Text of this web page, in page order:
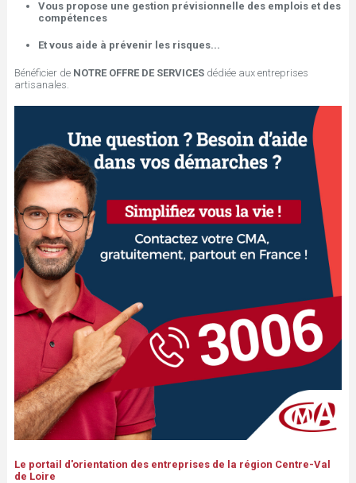
Vous propose une gestion prévisionnelle des emplois et des
compétences
Et vous aide à prévenir les risques...
Bénéficier de NOTRE OFFRE DE SERVICESdédiée aux entreprises
artisanales.
Le portail d'orientation des entreprises de la région Centre-Val
de Loire